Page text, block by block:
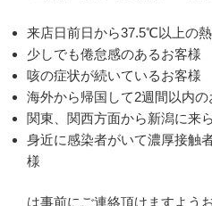
来店日前日から37.5℃以上の
少しでも倦怠感のあるお客様
咳の症状が続いているお客様
海外から帰国して2週間以内の
関東、関西方面から新潟に来
身近に感染者がいて濃厚接触
様
は事前にご連絡頂けますよう